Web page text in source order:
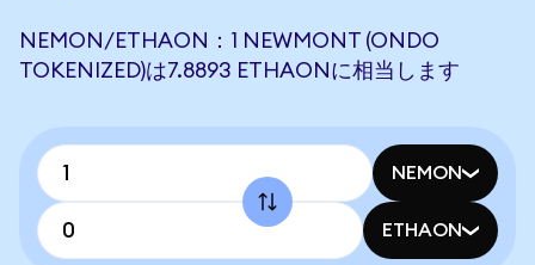
NEMON/ETHAON：1 NEWMONT (ONDO
TOKENIZED)は7.8893 ETHAONに相当します
NEMON
ETHAON